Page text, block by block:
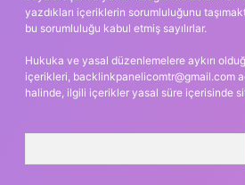
yazdıkları içeriklerin sorumluluğunu
bu sorumluluğu kabul etmiş sayılırlar.
Hukuka ve yasal düzenlemelere aykırı
içerikleri, backlinkpanelicomtr@gmail.com
halinde, ilgili içerikler yasal süre içerisinde